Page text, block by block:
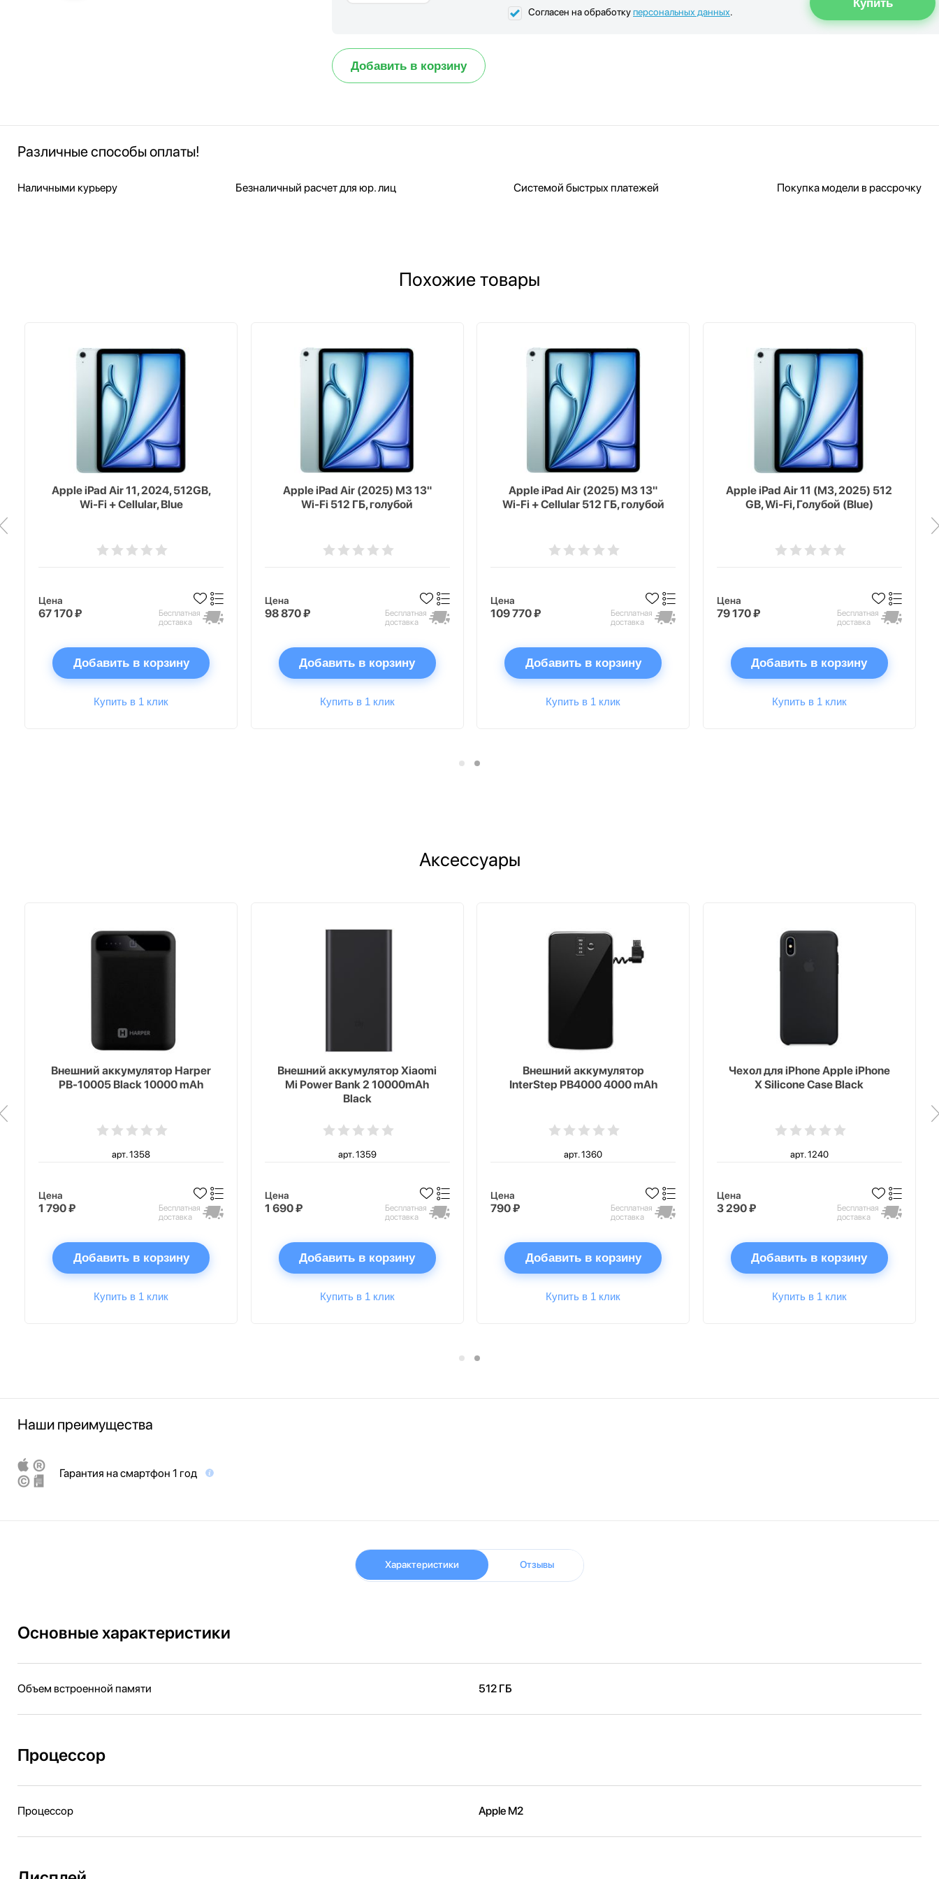
Согласен на обработкуперсональных данных.
Добавить в корзину
Различные способы оплаты!
Наличными курьеру Безналичный расчет для юр. лиц Системой быстрых платежей Покупка модели в рассрочку
Похожие товары
Apple iPad Air 11, 2024, 512GB,
Wi-Fi + Cellular, Blue
Цена
67 170 ₽
Бесплатная
доставка
Добавить в корзину
Купить в 1 клик
Apple iPad Air (2025) M3 13"
Wi-Fi 512 ГБ, голубой
Цена
98 870 ₽
Бесплатная
доставка
Добавить в корзину
Купить в 1 клик
Apple iPad Air (2025) M3 13"
Wi-Fi + Cellular 512 ГБ, голубой
Цена
109 770 ₽
Бесплатная
доставка
Добавить в корзину
Купить в 1 клик
Apple iPad Air 11 (M3, 2025) 512
GB, Wi-Fi, Голубой (Blue)
Цена
79 170 ₽
Бесплатная
доставка
Добавить в корзину
Купить в 1 клик
Аксессуары
Внешний аккумулятор Harper
PB-10005 Black 10000 mAh
арт. 1358
Цена
1 790 ₽
Бесплатная
доставка
Добавить в корзину
Купить в 1 клик
Внешний аккумулятор Xiaomi
Mi Power Bank 2 10000mAh
Black
арт. 1359
Цена
1 690 ₽
Бесплатная
доставка
Добавить в корзину
Купить в 1 клик
Внешний аккумулятор
InterStep PB4000 4000 mAh
арт. 1360
Цена
790 ₽
Бесплатная
доставка
Добавить в корзину
Купить в 1 клик
Чехол для iPhone Apple iPhone
X Silicone Case Black
арт. 1240
Цена
3 290 ₽
Бесплатная
доставка
Добавить в корзину
Купить в 1 клик
Наши преимущества
Гарантия на смартфон 1 год
Характеристики Отзывы
Основные характеристики
Объем встроенной памяти 512 ГБ
Процессор
Процессор Apple M2